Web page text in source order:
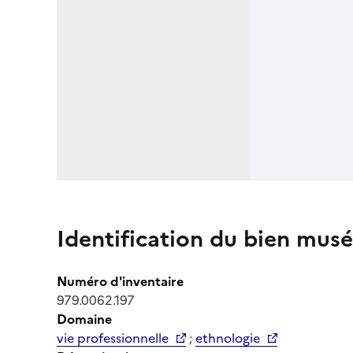
Identification du bien
Numéro d'inventaire
979.0062.197
Domaine
vie professionnelle
;ethnologie